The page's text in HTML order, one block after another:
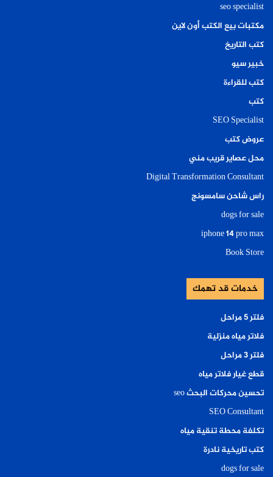
seo specialist
مكتبات بيع الكتب أون لاين
كتب التاريخ
خبير سيو
كتب للقراءة
كتب
SEO Specialist
عروض كتب
محل عصاير قريب مني
Digital Transformation Consultant
راس شاحن سامسونج
dogs for sale
iphone 14 pro max
Book Store
خدمات قد تهمك
فلتر ٥ مراحل
فلاتر مياه منزلية
فلتر ٣ مراحل
قطع غيار فلاتر مياه
تحسين محركات البحث seo
SEO Consultant
تكلفة محطة تنقية مياه
كتب تاريخية نادرة
dogs for sale